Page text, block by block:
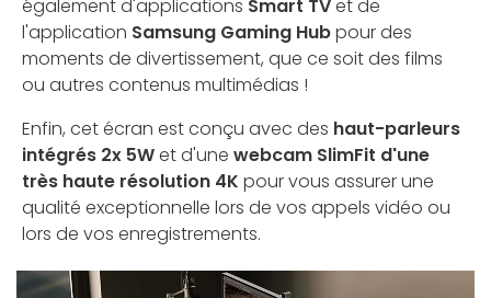
également d'applications Smart TVet de
l'application Samsung Gaming Hubpour des
moments de divertissement, que ce soit des films
ou autres contenus multimédias !
Enfin, cet écran est conçu avec des haut-parleurs
intégrés 2x 5Wet d'une webcam SlimFit d'une
très haute résolution 4K pour vous assurer une
qualité exceptionnelle lors de vos appels vidéo ou
lors de vos enregistrements.